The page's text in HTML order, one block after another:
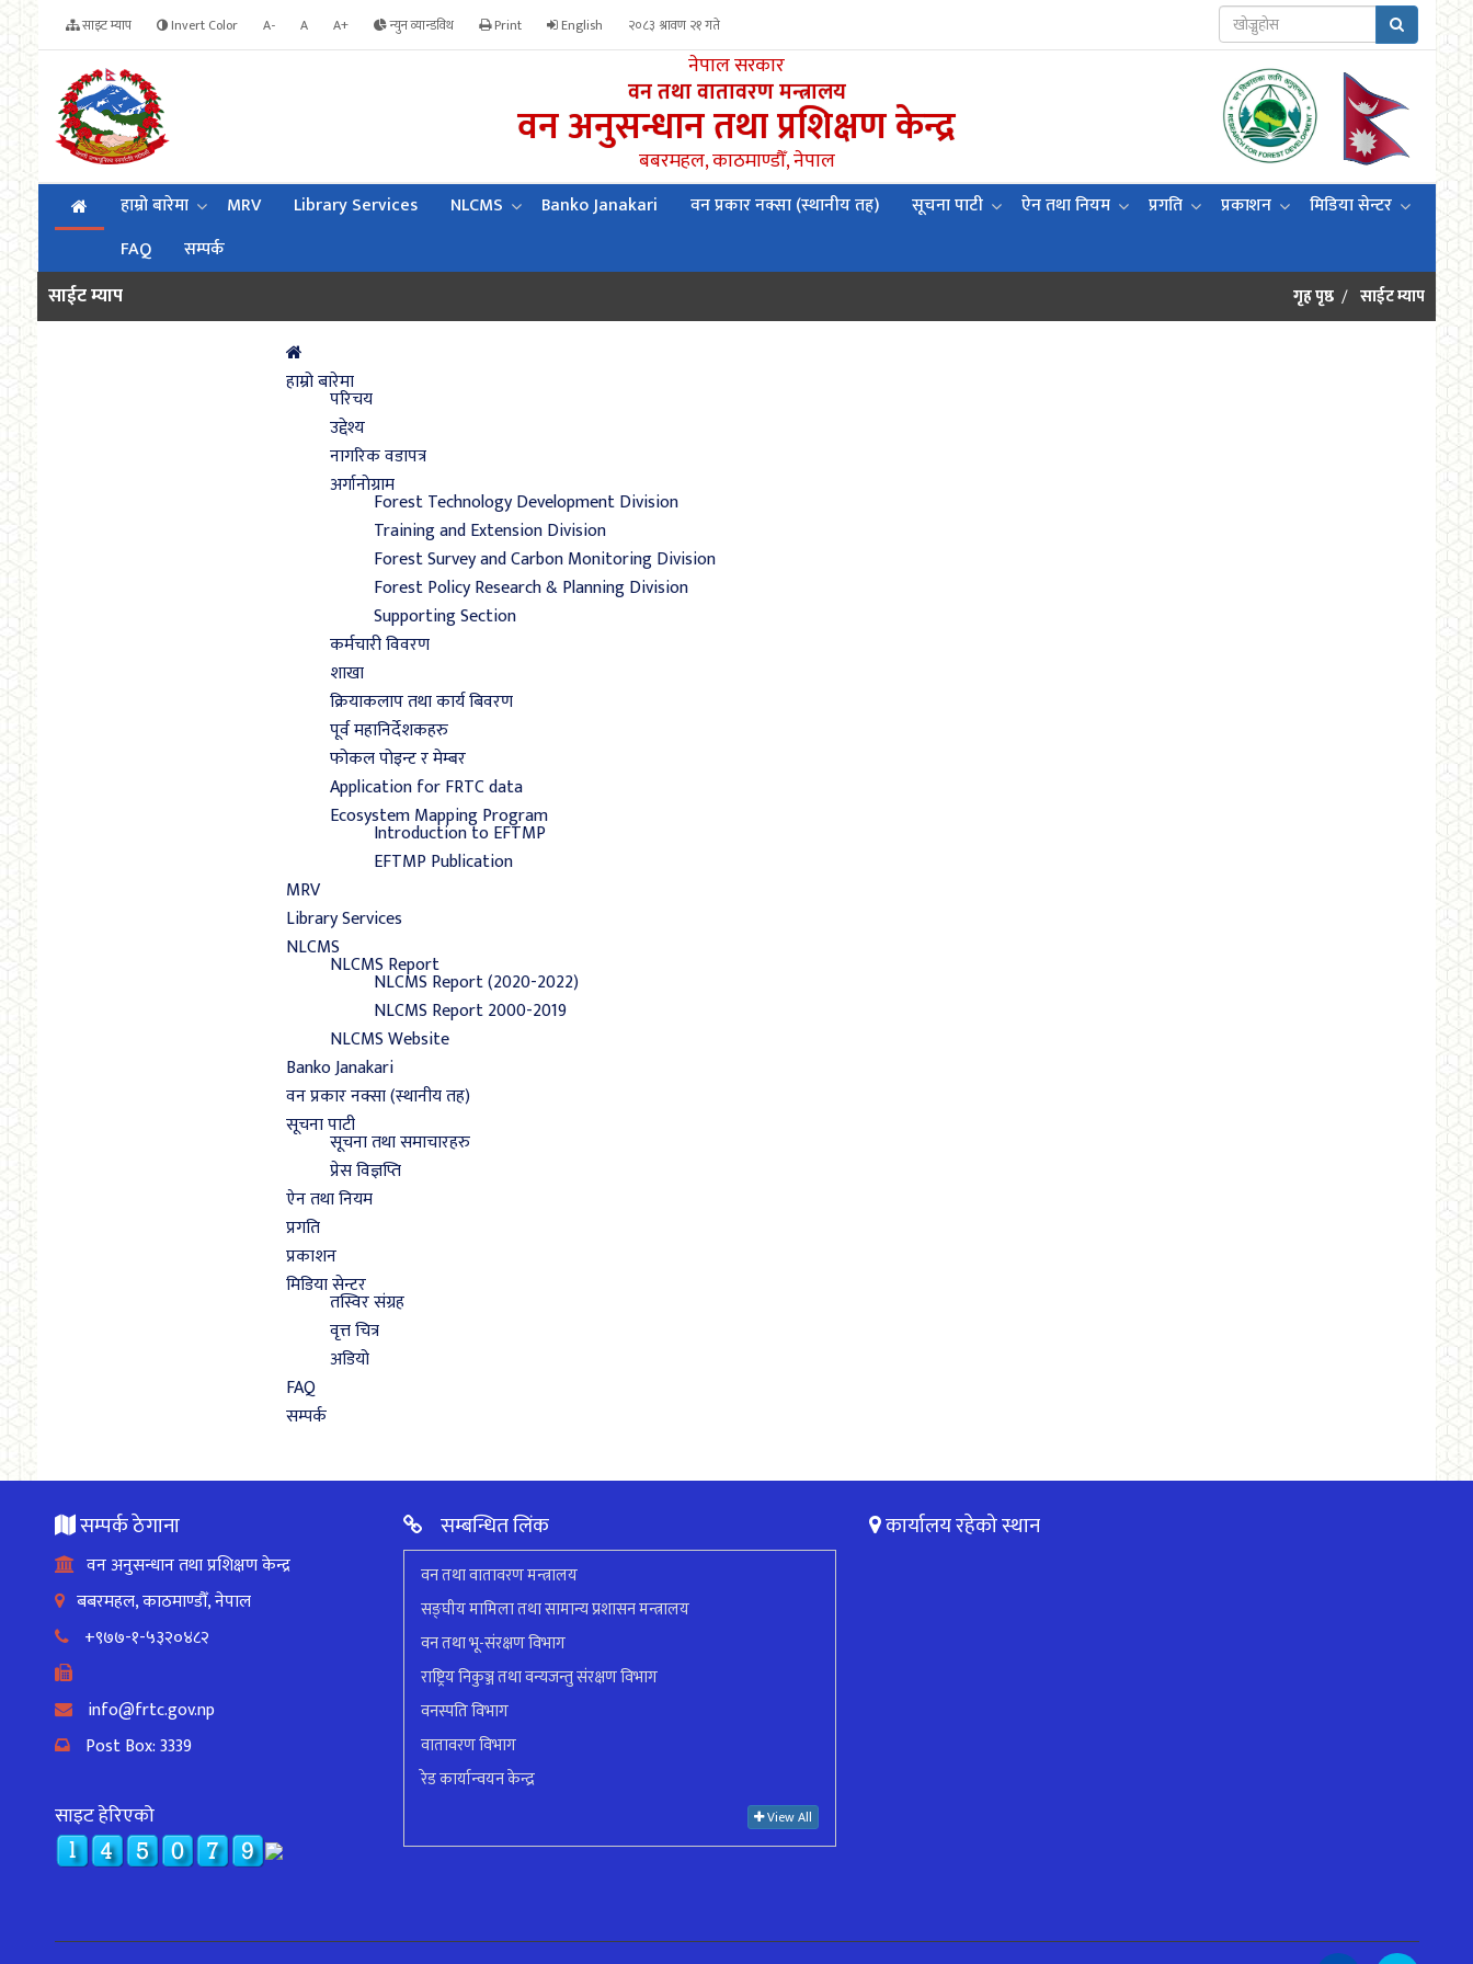
साइट म्याप Invert Color A- A A+ न्युन व्यान्डविथ Print English २०८३ श्रावण २१ गते
नेपाल सरकार
वन तथा वातावरण मन्त्रालय
वन अनुसन्धान तथा प्रशिक्षण केन्द्र
बबरमहल, काठमाण्डौँ, नेपाल
हाम्रो बारेमा MRV Library Services NLCMS Banko Janakari वन प्रकार नक्सा (स्थानीय तह) सूचना पाटी ऐन तथा नियम प्रगति प्रकाशन
मिडिया सेन्टर
FAQ
सम्पर्क
साईट म्याप गृह पृष्ठ साईट म्याप
हाम्रो बारेमा
परिचय
उद्देश्य
नागरिक वडापत्र
अर्गानाेग्राम
Forest Technology Development Division
Training and Extension Division
Forest Survey and Carbon Monitoring Division
Forest Policy Research & Planning Division
Supporting Section
कर्मचारी विवरण
शाखा
क्रियाकलाप तथा कार्य बिवरण
पूर्व महानिर्देशकहरु
फोकल पोइन्ट र मेम्बर
Application for FRTC data
Ecosystem Mapping Program
Introduction to EFTMP
EFTMP Publication
MRV
Library Services
NLCMS
NLCMS Report
NLCMS Report (2020-2022)
NLCMS Report 2000-2019
NLCMS Website
Banko Janakari
वन प्रकार नक्सा (स्थानीय तह)
सूचना पाटी
सूचना तथा समाचारहरु
प्रेस विज्ञप्ति
ऐन तथा नियम
प्रगति
प्रकाशन
मिडिया सेन्टर
तस्विर संग्रह
वृत्त चित्र
अडियो
FAQ
सम्पर्क
सम्पर्क ठेगाना
वन अनुसन्धान तथा प्रशिक्षण केन्द्र
बबरमहल, काठमाण्डौँ, नेपाल
+९७७-१-५३२०४८२
info@frtc.gov.np
Post Box: 3339
साइट हेरिएको
सम्बन्धित लिंक
वन तथा वातावरण मन्त्रालय
सङ्घीय मामिला तथा सामान्य प्रशासन मन्त्रालय
वन तथा भू-संरक्षण विभाग
राष्ट्रिय निकुञ्ज तथा वन्यजन्तु संरक्षण विभाग
वनस्पति विभाग
वातावरण विभाग
रेड कार्यान्वयन केन्द्र
View All
कार्यालय रहेको स्थान